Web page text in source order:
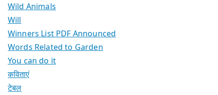
Wild Animals
Will
Winners List PDF Announced
Words Related to Garden
You can do it
कविताएं
टेबल